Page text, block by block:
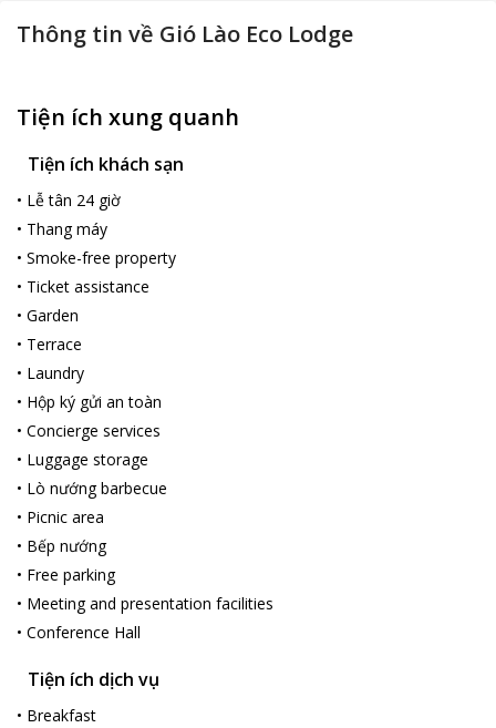
Thông tin về Gió Lào Eco Lodge
Tiện ích xung quanh
Tiện ích khách sạn
• Lễ tân 24 giờ
• Thang máy
• Smoke-free property
• Ticket assistance
• Garden
• Terrace
• Laundry
• Hộp ký gửi an toàn
• Concierge services
• Luggage storage
• Lò nướng barbecue
• Picnic area
• Bếp nướng
• Free parking
• Meeting and presentation facilities
• Conference Hall
Tiện ích dịch vụ
• Breakfast